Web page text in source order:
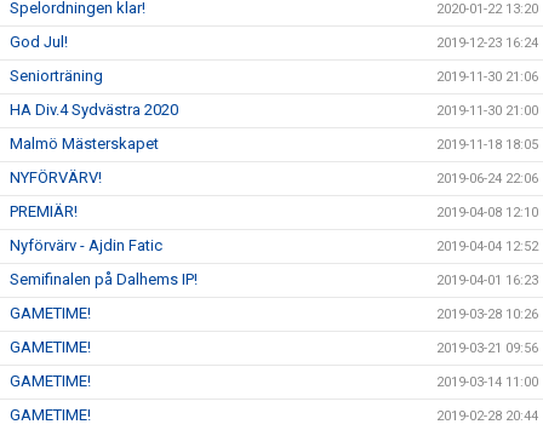
Spelordningen klar! 2020-01-22 13:20
God Jul! 2019-12-23 16:24
Seniorträning 2019-11-30 21:06
HA Div.4 Sydvästra 2020 2019-11-30 21:00
Malmö Mästerskapet 2019-11-18 18:05
NYFÖRVÄRV! 2019-06-24 22:06
PREMIÄR! 2019-04-08 12:10
Nyförvärv - Ajdin Fatic 2019-04-04 12:52
Semifinalen på Dalhems IP! 2019-04-01 16:23
GAMETIME! 2019-03-28 10:26
GAMETIME! 2019-03-21 09:56
GAMETIME! 2019-03-14 11:00
GAMETIME! 2019-02-28 20:44